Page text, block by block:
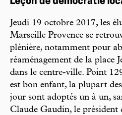
Jeudi 19 octobre 2017, les
Marseille Provence se
plénière, notamment pour
réaménagement de la place
dans le centre-ville. Point
est bon enfant, la plupart
jour sont adoptés un à un,
Claude Gaudin, le président